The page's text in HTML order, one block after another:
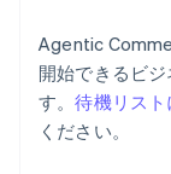
Agentic
開始できるビ
す。待機リス
ください。
スウェーデ
スペイン
Español
スロバキア